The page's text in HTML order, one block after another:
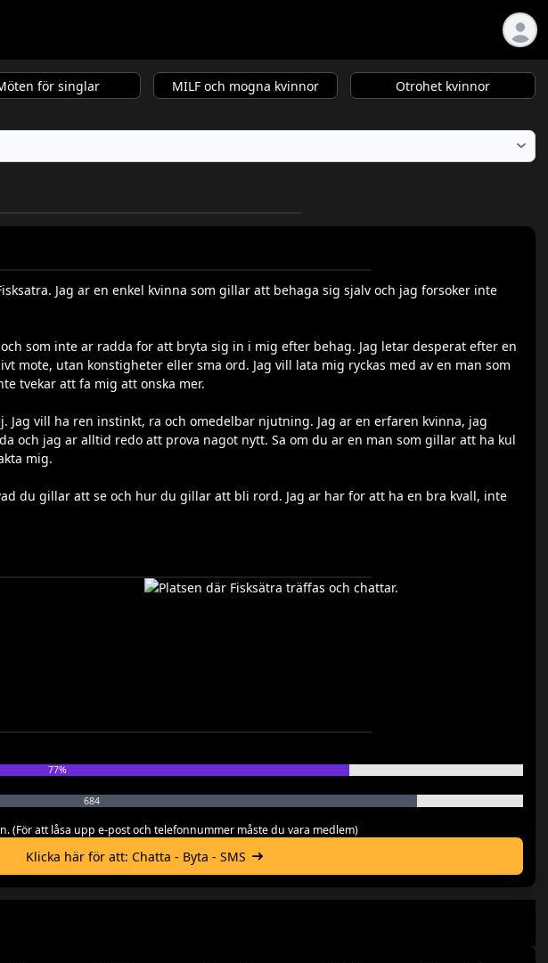
för singlar MILF och mogna kvinnor Otrohet kvinnor
Jag ar en enkel kvinna som gillar att behaga sig sjalv och jag forsoker inte
som inte ar radda for att bryta sig in i mig efter behag. Jag letar desperat efter en
mote, utan konstigheter eller sma ord. Jag vill lata mig ryckas med av en man som
tvekar att fa mig att onska mer.
Jag vill ha ren instinkt, ra och omedelbar njutning. Jag ar en erfaren kvinna, jag
och jag ar alltid redo att prova nagot nytt. Sa om du ar en man som gillar att ha kul
mig.
du gillar att se och hur du gillar att bli rord. Jag ar har for att ha en bra kvall, inte
77%
684
(För att låsa upp e-post och telefonnummer måste du vara medlem)
Klicka här för att: Chatta - Byta - SMS